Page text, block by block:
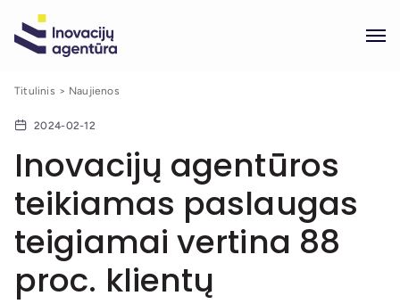
Titulinis Naujienos
2024-02-12
Inovacijų agentūros
teikiamas paslaugas
teigiamai vertina 88
proc. klientų